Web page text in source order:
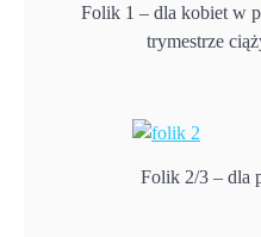
Folik 1 – dla kobiet w
trymestrze
Folik 2/3 – dla